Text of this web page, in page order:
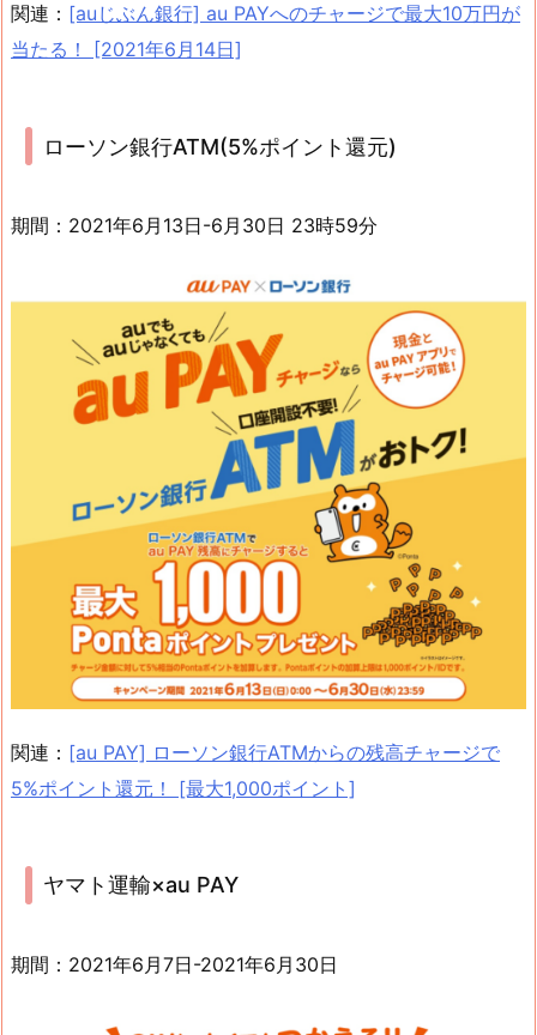
関連： [auじぶん銀行] au PAYへのチャージで最大10万円が
当たる！ [2021年6月14日]
ローソン銀行ATM(5%ポイント還元)
期間：2021年6月13日-6月30日 23時59分
関連： [au PAY] ローソン銀行ATMからの残高チャージで
5%ポイント還元！ [最大1,000ポイント]
ヤマト運輸×au PAY
期間：2021年6月7日-2021年6月30日